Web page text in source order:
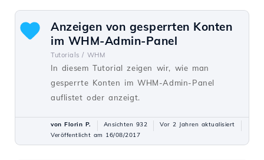
Anzeigen von gesperrten Konten
im WHM-Admin-Panel
Tutorials / WHM
In diesem Tutorial zeigen wir, wie man
gesperrte Konten im WHM-Admin-Panel
auflistet oder anzeigt.
von Florin P. Ansichten 932
Vor 2 Jahren aktualisiert
Veröffentlicht am 16/08/2017